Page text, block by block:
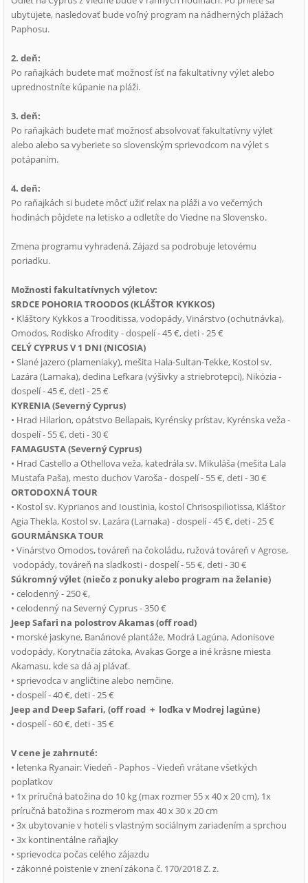
ubytujete, nasledovať bude voľný program na nádherných plážach
Paphosu.
2. deň:
Po raňajkách budete mať možnosť ísť na fakultatívny výlet alebo
uprednostníte kúpanie na pláži.
3. deň:
Po raňajkách budete mať možnosť absolvovať fakultatívny výlet
alebo alebo sa vyberiete so slovenským sprievodcom na výlet s
potápaním.
4. deň:
Po raňajkách si budete môcť užiť relax na pláži a vo večerných
hodinách pôjdete na letisko a odletíte do Viedne na Slovensko.
Zmena programu vyhradená. Zájazd sa podrobuje letovému
poriadku.
Možnosti fakultatívnych výletov:
SRDCE POHORIA TROODOS (KLÁŠTOR KYKKOS)
• Kláštory Kykkos a Trooditissa, vodopády, Vinárstvo (ochutnávka),
Omodos, Rodisko Afrodity - dospelí - 45 €, deti - 25 €
CELÝ CYPRUS V 1 DNI (NICOSIA)
• Slané jazero (plameniaky), mešita Hala-Sultan-Tekke, Kostol sv.
Lazára (Larnaka), dedina Lefkara (výšivky a striebrotepci), Nikózia -
dospelí - 45 €, deti - 25 €
KYRENIA (Severný Cyprus)
• Hrad Hilarion, opátstvo Bellapais, Kyrénsky prístav, Kyrénska veža -
dospelí - 55 €, deti - 30 €
FAMAGUSTA (Severný Cyprus)
• Hrad Castello a Othellova veža, katedrála sv. Mikuláša (mešita Lala
Mustafa Paša), mesto duchov Varoša - dospelí - 55 €, deti - 30 €
ORTODOXNÁ TOUR
• Kostol sv. Kyprianos and Ioustinia, kostol Chrisospiliotissa, Kláštor
Agia Thekla, Kostol sv. Lazára (Larnaka) - dospelí - 45 €, deti - 25 €
GOURMÁNSKA TOUR
• Vinárstvo Omodos, továreň na čokoládu, ružová továreň v Agrose,
vodopády, továreň na sladkosti - dospelí - 55 €, deti - 30 €
Súkromný výlet (niečo z ponuky alebo program na želanie)
• celodenný - 250 €,
• celodenný na Severný Cyprus - 350 €
Jeep Safari na polostrov Akamas (off road)
• morské jaskyne, Banánové plantáže, Modrá Lagúna, Adonisove
vodopády, Korytnačia zátoka, Avakas Gorge a iné krásne miesta
Akamasu, kde sa dá aj plávať.
• sprievodca v angličtine alebo nemčine.
• dospelí - 40 €, deti - 25 €
Jeep and Deep Safari, (off road + loďka v Modrej lagúne)
• dospelí - 60 €, deti - 35 €
V cene je zahrnuté:
• letenka Ryanair: Viedeň - Paphos - Viedeň vrátane všetkých
poplatkov
• 1x príručná batožina do 10 kg (max rozmer 55 x 40 x 20 cm), 1x
príručná batožina s rozmerom max 40 x 30 x 20 cm
• 3x ubytovanie v hoteli s vlastným sociálnym zariadením a sprchou
• 3x kontinentálne raňajky
• sprievodca počas celého zájazdu
• zákonné poistenie v znení zákona č. 170/2018 Z. z.